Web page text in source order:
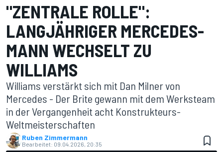
"ZENTRALE ROLLE":
LANGJÄHRIGER MERCEDES-
MANN WECHSELT ZU
WILLIAMS
Williams verstärkt sich mit Dan Milner von
Mercedes - Der Brite gewann mit dem Werksteam
in der Vergangenheit acht Konstrukteurs-
Weltmeisterschaften
Ruben Zimmermann
Bearbeitet: 09.04.2026, 20:35